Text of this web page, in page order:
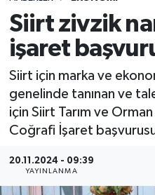
Siirt zivzik
işaret
Siirt için marka ve
genelinde tanınan ve
için Siirt Tarım ve
Coğrafi İşaret başvurusu
20.11.2024 - 09:39
YAYINLANMA
EKONOMİ
SPOR
İLÇELER
KÜLTÜR-SANAT
SAĞLIK-YAŞAM
Siirt Trafik Yoğunluk
Süper Lig Puan
Tüm Manşetler
Son Dakika Haberleri
Haber Arşivi